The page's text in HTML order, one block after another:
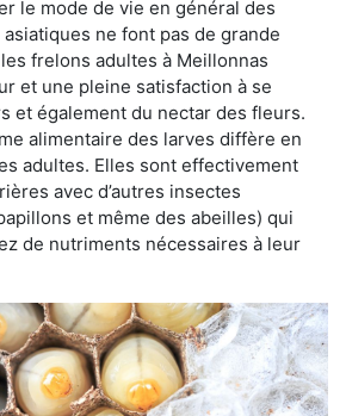
le mode de vie en général des
ne font pas de grande
frelons adultes à Meillonnas
et une pleine satisfaction à se
et également du nectar des fleurs.
alimentaire des larves diffère en
adultes. Elles sont effectivement
avec d’autres insectes
et même des abeilles) qui
de nutriments nécessaires à leur